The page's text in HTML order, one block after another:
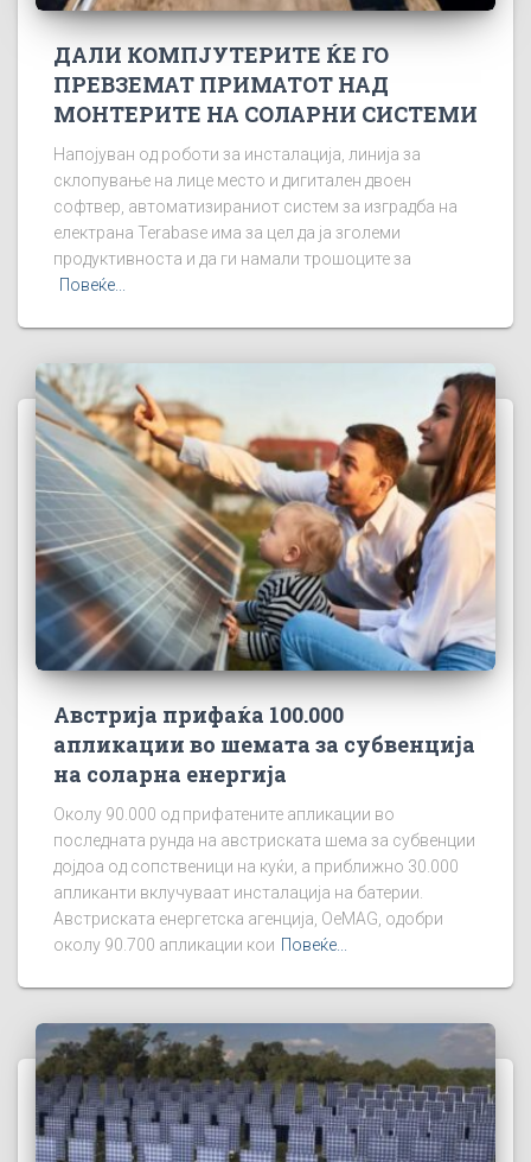
ДАЛИ КОМПЈУТЕРИТЕ ЌЕ ГО
ПРЕВЗЕМАТ ПРИМАТОТ НАД
МОНТЕРИТЕ НА СОЛАРНИ СИСТЕМИ
Напојуван од роботи за инсталација, линија за
склопување на лице место и дигитален двоен
софтвер, автоматизираниот систем за изградба на
електрана Terabase има за цел да ја зголеми
продуктивноста и да ги намали трошоците за
Повеќе...
Австрија прифаќа 100.000
апликации во шемата за субвенција
на соларна енергија
Околу 90.000 од прифатените апликации во
последната рунда на австриската шема за субвенции
дојдоа од сопственици на куќи, а приближно 30.000
апликанти вклучуваат инсталација на батерии.
Австриската енергетска агенција, OeMAG, одобри
околу 90.700 апликации кои Повеќе...